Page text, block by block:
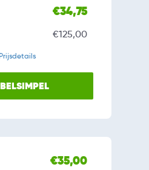
€34,75
€125,00
€35,00